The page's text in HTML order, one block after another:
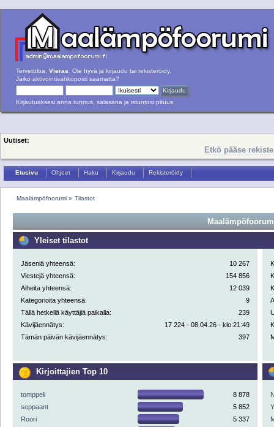
Tervetuloa, Vieras . Ole hyvä ja kirjaudu tai rekisteröidy.
Jäikö aktivointisähköposti saamatta?
Kirjautuaksesi anna tunnus, salasana ja istuntosi pituus
Uutiset:
Etkö pääse
Etusivu Ohjeet Haku Kirjaudu Rekisteröidy
Maalämpöfoorumi» Tilastot
Yleiset tilastot
Jäseniä yhteensä:
10 267
Viestejä yhteensä:
154 856
Aiheita yhteensä:
12 039
Kategorioita yhteensä:
9
Tällä hetkellä käyttäjiä paikalla:
239
Kävijäennätys:
17 224 - 08.04.26 - klo:21:49
Tämän päivän kävijäennätys:
397
Kirjoittajien Top 10
tomppeli
8 878
seppaant
5 852
Roori
5 337